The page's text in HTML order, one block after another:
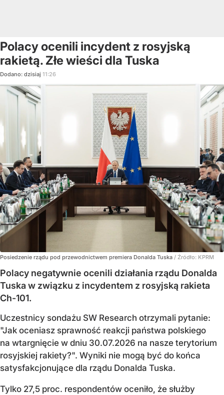
Polacy ocenili incydent z rosyjską
rakietą. Złe wieści dla Tuska
Dodano: dzisiaj 11:26
Posiedzenie rządu pod przewodnictwem premiera Donalda Tuska / Źródło: KPRM
Polacy negatywnie ocenili działania rządu Donalda
Tuska w związku z incydentem z rosyjską rakieta
Ch-101.
Uczestnicy sondażu SW Research otrzymali pytanie:
"Jak oceniasz sprawność reakcji państwa polskiego
na wtargnięcie w dniu 30.07.2026 na nasze terytorium
rosyjskiej rakiety?". Wyniki nie mogą być do końca
satysfakcjonujące dla rządu Donalda Tuska.
Tylko 27,5 proc. respondentów oceniło, że służby